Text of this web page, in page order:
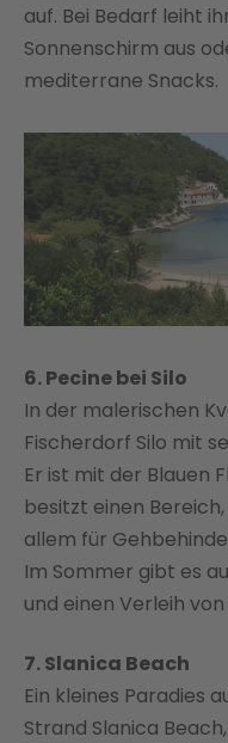
auf. Bei Bedarf leiht
Sonnenschirm aus
mediterrane Snacks.
6. Pecine bei Silo
In der malerischen
Fischerdorf Silo mit
Er ist mit der Blauen
besitzt einen
allem für
Im Sommer gibt es
und einen Verleih
7. Slanica Beach
Ein kleines Paradies
Strand Slanica